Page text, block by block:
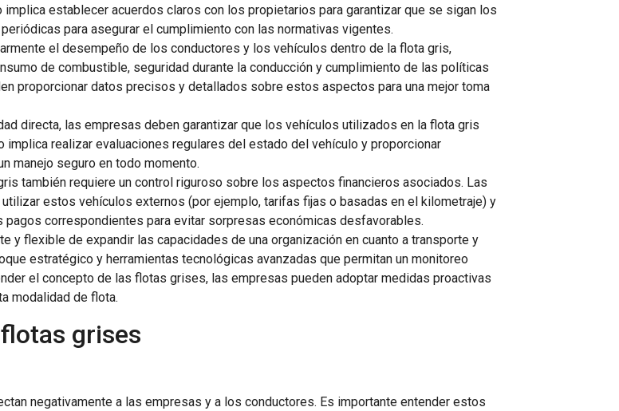
establecer acuerdos claros con los propietarios para garantizar que se sigan los
para asegurar el cumplimiento con las normativas vigentes.
el desempeño de los conductores y los vehículos dentro de la flota gris,
de combustible, seguridad durante la conducción y cumplimiento de las políticas
proporcionar datos precisos y detallados sobre estos aspectos para una mejor toma
directa, las empresas deben garantizar que los vehículos utilizados en la flota gris
realizar evaluaciones regulares del estado del vehículo y proporcionar
manejo seguro en todo momento.
también requiere un control riguroso sobre los aspectos financieros asociados. Las
estos vehículos externos (por ejemplo, tarifas fijas o basadas en el kilometraje) y
correspondientes para evitar sorpresas económicas desfavorables.
y flexible de expandir las capacidades de una organización en cuanto a transporte y
estratégico y herramientas tecnológicas avanzadas que permitan un monitoreo
el concepto de las flotas grises, las empresas pueden adoptar medidas proactivas
modalidad de flota.
grises
negativamente a las empresas y a los conductores. Es importante entender estos